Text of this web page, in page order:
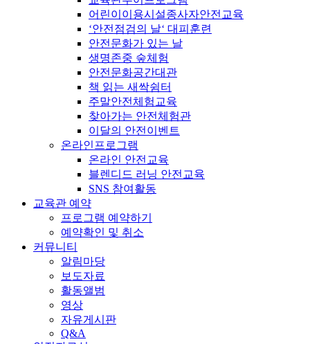
어린이이용시설종사자안전교육
‘안전점검의 날‘ 대피훈련
안전문화가 있는 날
생명존중 숲체험
안전문화공간대관
책 읽는 새싹쉼터
주말안전체험교육
찾아가는 안전체험관
이달의 안전이벤트
온라인프로그램
온라인 안전교육
블렌디드 러닝 안전교육
SNS 참여활동
교육관 예약
프로그램 예약하기
예약확인 및 취소
커뮤니티
알림마당
보도자료
활동앨범
영상
자유게시판
Q&A